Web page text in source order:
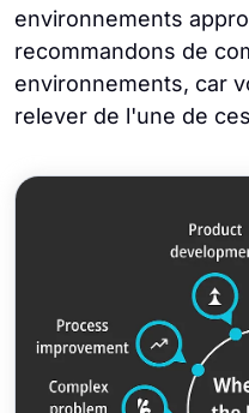
environnements
recommandons de
environnements, car
relever de l'une de